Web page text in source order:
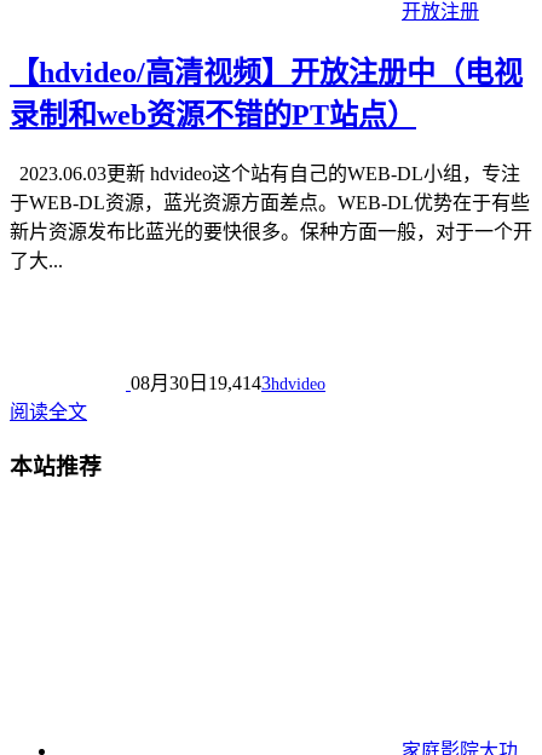
开放注册
【hdvideo/高清视频】开放注册中（电视
录制和web资源不错的PT站点）
2023.06.03更新 hdvideo这个站有自己的WEB-DL小组，专注
于WEB-DL资源，蓝光资源方面差点。WEB-DL优势在于有些
新片资源发布比蓝光的要快很多。保种方面一般，对于一个开
了大...
08月30日 19,4143hdvideo
阅读全文
本站推荐
家庭影院大功